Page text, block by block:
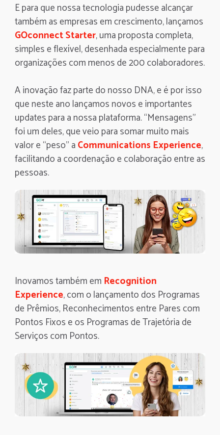
E para que nossa tecnologia pudesse alcançar
também as empresas em crescimento, lançamos
GOconnect Starter, uma proposta completa,
simples e flexível, desenhada especialmente para
organizações com menos de 200 colaboradores.
A inovação faz parte do nosso DNA, e é por isso
que neste ano lançamos novos e importantes
updates para a nossa plataforma. “Mensagens”
foi um deles, que veio para somar muito mais
valor e “peso” aCommunications Experience,
facilitando a coordenação e colaboração entre as
pessoas.
Inovamos também em Recognition
Experience, com o lançamento dos Programas
de Prêmios, Reconhecimentos entre Pares com
Pontos Fixos e os Programas de Trajetória de
Serviços com Pontos.